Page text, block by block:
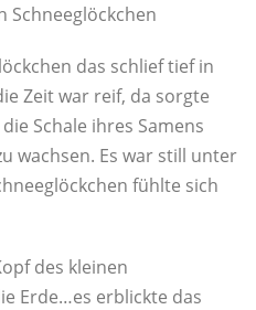
Schneeglöckchen
das schlief tief in
Zeit war reif, da sorgte
Schale ihres Samens
wachsen. Es war still unter
fühlte sich
des kleinen
Erde…es erblickte das